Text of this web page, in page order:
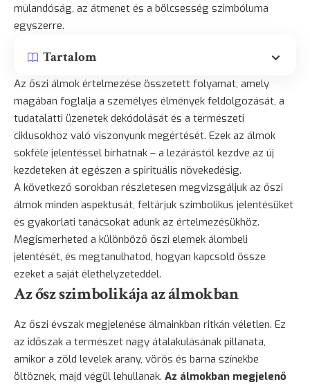
múlandóság, az átmenet és a bölcsesség szimbóluma
egyszerre.
Tartalom
Az őszi álmok értelmezése összetett folyamat, amely
magában foglalja a személyes élmények feldolgozását, a
tudatalatti üzenetek dekódolását és a természeti
ciklusokhoz való viszonyunk megértését. Ezek az álmok
sokféle jelentéssel bírhatnak – a lezárástól kezdve az új
kezdeteken át egészen a spirituális növekedésig.
A következő sorokban részletesen megvizsgáljuk az őszi
álmok minden aspektusát, feltárjuk szimbolikus jelentésüket
és gyakorlati tanácsokat adunk az értelmezésükhöz.
Megismerheted a különböző őszi elemek álombeli
jelentését, és megtanulhatod, hogyan kapcsold össze
ezeket a saját élethelyzeteddel.
Az ősz szimbolikája az álmokban
Az őszi évszak megjelenése álmainkban ritkán véletlen. Ez
az időszak a természet nagy átalakulásának pillanata,
amikor a zöld levelek arany, vörös és barna színekbe
öltöznek, majd végül lehullanak. Az álmokban megjelenő